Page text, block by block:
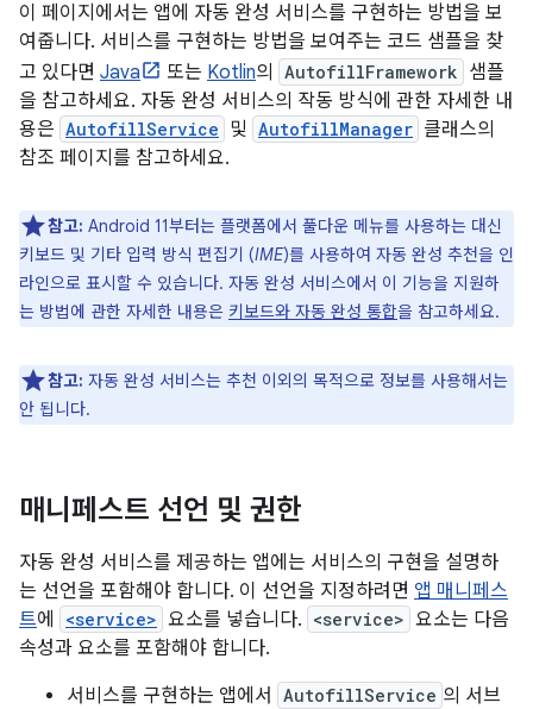
이 페이지에서는 앱에 자동 완성 서비스를 구현하는 방법을 보
여줍니다. 서비스를 구현하는 방법을 보여주는 코드 샘플을 찾
고 있다면 Java 또는 Kotlin의 AutofillFramework 샘플
을 참고하세요. 자동 완성 서비스의 작동 방식에 관한 자세한 내
용은 AutofillService 및 AutofillManager 클래스의
참조 페이지를 참고하세요.
참고: Android 11부터는 플랫폼에서 풀다운 메뉴를 사용하는 대신
키보드 및 기타 입력 방식 편집기 (IME)를 사용하여 자동 완성 추천을 인
라인으로 표시할 수 있습니다. 자동 완성 서비스에서 이 기능을 지원하
는 방법에 관한 자세한 내용은 키보드와 자동 완성 통합을 참고하세요.
참고: 자동 완성 서비스는 추천 이외의 목적으로 정보를 사용해서는
안 됩니다.
매니페스트 선언 및 권한
자동 완성 서비스를 제공하는 앱에는 서비스의 구현을 설명하
는 선언을 포함해야 합니다. 이 선언을 지정하려면 앱 매니페스
트에 <service> 요소를 넣습니다. <service> 요소는 다음
속성과 요소를 포함해야 합니다.
서비스를 구현하는 앱에서
AutofillService 의 서브